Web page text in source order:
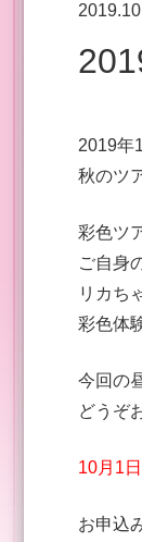
2019年
秋のツ
彩色ツ
ご自身
リカち
彩色体
今回の
どうぞ
10月1
お申込